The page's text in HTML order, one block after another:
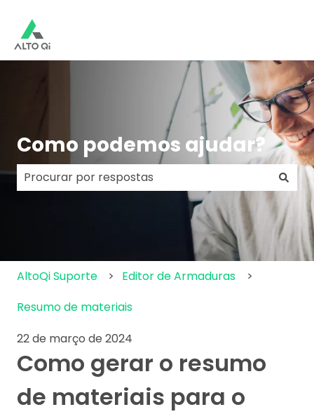
Como podemos ajudar?
Não há sugestões porque o campo de pesquisa
AltoQi Suporte
Editor de Armaduras
Resumo de materiais
22 de março de 2024
Como gerar o resumo
de materiais para o